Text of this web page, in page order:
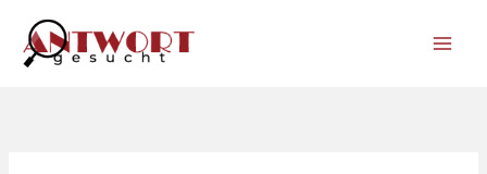
Inhalt
springen